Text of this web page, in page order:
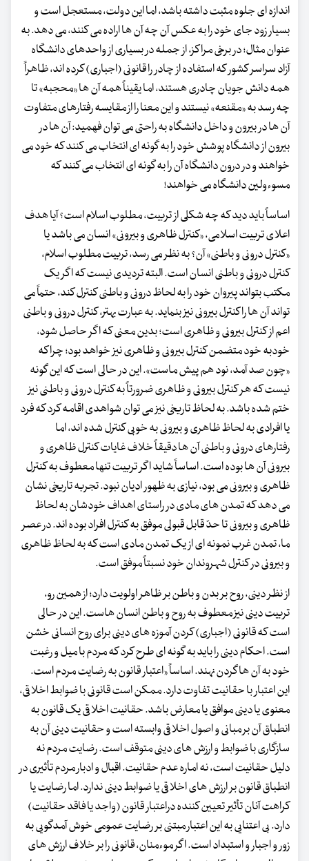
اندازه ای جلوه مثبت داشته باشد، اما این دولت، مستعجل است و
بسیار زود جای خود را به عکس آن چه آن ها اراده می کنند، می دهد. به
عنوان مثال؛ در برخی مراکز، از جمله در بسیاری از واحدهای دانشگاه
آزاد سراسر کشور که استفاده از چادر را قانونی (اجباری) کرده اند، ظاهراً
همه دانش جویان چادری هستند، اما یقیناً همه آن ها «محجبه» تا
چه رسد به «مقنعه» نیستند و این معنا را از مقایسه رفتارهای متفاوت
آن ها در بیرون و داخل دانشگاه به راحتی می توان فهمید: آن ها در
بیرون از دانشگاه پوشش خود را به گونه ای انتخاب می کنند که خود می
خواهند و در درون دانشگاه آن را به گونه ای انتخاب می کنند که
مسوءولین دانشگاه می خواهند!
اساساً باید دید که چه شکلی از تربیت، مطلوب اسلام است؟ آیا هدف
اعلای تربیت اسلامی، «کنترل ظاهری و بیرونی» انسان می باشد یا
«کنترل درونی و باطنی» آن؟ به نظر می رسد، تربیت مطلوب اسلام،
کنترل درونی و باطنی انسان است. البته تردیدی نیست که اگر یک
مکتب بتواند پیروان خود را به لحاظ درونی و باطنی کنترل کند، حتماً می
تواند آن ها را کنترل بیرونی نیز بنماید. به عبارت بهتر، کنترل درونی و باطنی
اعم از کنترل بیرونی و ظاهری است؛ بدین معنی که اگر حاصل شود،
خودبه خود متضمن کنترل بیرونی و ظاهری نیز خواهد بود؛ چرا که
«چون صد آمد، نود هم پیش ماست». این در حالی است که این گونه
نیست که هر کنترل بیرونی و ظاهری ضرورتاً به کنترل درونی و باطنی نیز
ختم شده باشد. به لحاظ تاریخی نیز می توان شواهدی اقامه کرد که فرد
یا افرادی به لحاظ ظاهری و بیرونی به خوبی کنترل شده اند، اما
رفتارهای درونی و باطنی آن ها دقیقاً خلاف غایات کنترل ظاهری و
بیرونی آن ها بوده است. اساساً شاید اگر تربیت تنها معطوف به کنترل
ظاهری و بیرونی می بود، نیازی به ظهور ادیان نبود. تجربه تاریخی نشان
می دهد که تمدن های مادی در راستای اهداف خودشان به لحاظ
ظاهری و بیرونی تا حدّ قابل قبولی موفق به کنترل افراد بوده اند. در عصر
ما، تمدن غرب نمونه ای از یک تمدن مادی است که به لحاظ ظاهری
و بیرونی در کنترل شهروندان خود نسبتاً موفق است.
از نظر دینی، روح بر بدن و باطن بر ظاهر اولویت دارد؛ از همین رو،
تربیت دینی نیز معطوف به روح و باطن انسان هاست. این در حالی
است که قانونی (اجباری) کردن آموزه های دینی برای روح انسانی خشن
است. احکام دینی را باید به گونه ای طرح کرد که مردم با میل و رغبت
خود به آن ها گردن نهند. اساساً «اعتبار قانون به رضایت مردم است.
این اعتبار با حقانیت تفاوت دارد. ممکن است قانونی با ضوابط اخلاقی،
معنوی یا دینی موافق یا معارض باشد. حقانیت اخلاقی یک قانون به
انطباق آن بر مبانی و اصول اخلاقی وابسته است و حقانیت دینی آن به
سازگاری با ضوابط و ارزش های دینی متوقف است. رضایت مردم نه
دلیل حقانیت است، نه اماره عدم حقانیت. اقبال و ادبار مردم تأثیری در
انطباق قانون بر ارزش های اخلاقی یا ضوابط دینی ندارد. اما رضایت یا
کراهت آنان تأثیر تعیین کننده دراعتبار قانون (واجد یا فاقد حقانیت)
دارد. بی اعتنایی به این اعتبار مبتنی بر رضایت عمومی خوش آمدگویی به
زور و اجبار و استبداد است. اگر موءمنان، قانونی را بر خلاف ارزش های